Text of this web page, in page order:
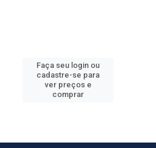
Faça seu login ou
cadastre-se para
ver preços e
comprar